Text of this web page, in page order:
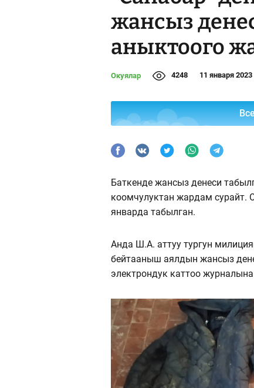
жансыз
аныктоого
Окуялар 4248 11 января
Баткенде жансыз денеси
коомчулуктан жардам сурайт.
январда табылган.
Анда Ш.А. аттуу тургун
бейтааныш аялдын жансыз
электрондук каттоо журналына